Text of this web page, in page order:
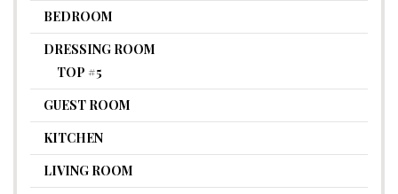
BEDROOM
DRESSING ROOM
TOP #5
GUEST ROOM
KITCHEN
LIVING ROOM